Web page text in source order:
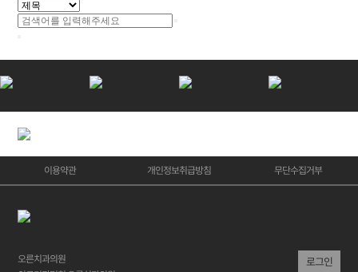
이용약관 개인정보취급방침 무단수집거부
로그인
오른치과의원